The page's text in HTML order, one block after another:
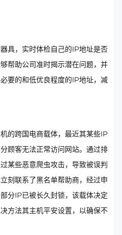
具，实时体检自己的IP地址是否
帮助公司准时揭示潜在问题，并
要的和低优良程度的IP地址，减
的跨国电商载体，最近其某些IP
顾客无法正常访问网站。通过排
某些恶意爬虫攻击，导致被误判
刻联系了黑名单帮助商，经过申
分IP已被长久封锁，该载体决定
方法其主机平安设置，以确保不